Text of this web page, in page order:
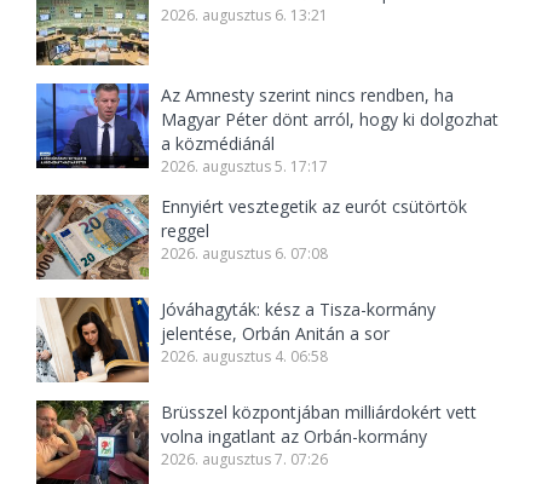
2026. augusztus 6. 13:21
Az Amnesty szerint nincs rendben, ha
Magyar Péter dönt arról, hogy ki dolgozhat
a közmédiánál
2026. augusztus 5. 17:17
Ennyiért vesztegetik az eurót csütörtök
reggel
2026. augusztus 6. 07:08
Jóváhagyták: kész a Tisza-kormány
jelentése, Orbán Anitán a sor
2026. augusztus 4. 06:58
Brüsszel központjában milliárdokért vett
volna ingatlant az Orbán-kormány
2026. augusztus 7. 07:26